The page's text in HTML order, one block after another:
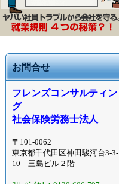
お問合せ
フレンズコンサルティン
グ
社会保険労務士法人
〒101-0062
東京都千代田区神田駿河台3-3-
10 三島ビル２階